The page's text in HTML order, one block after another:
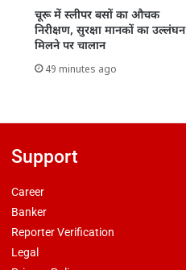
चूरू में स्लीपर बसों का औचक
निरीक्षण, सुरक्षा मानकों का उल्लंघन
मिलने पर चालान
49 minutes ago
Support
Career
Banker
Reporter Verification
Legal